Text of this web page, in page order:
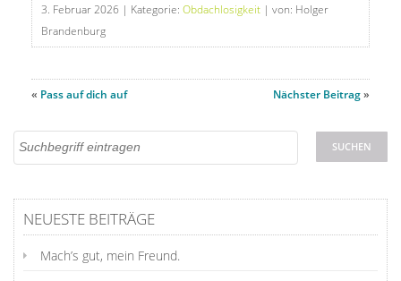
3. Februar 2026 | Kategorie: Obdachlosigkeit | von: Holger
Brandenburg
« Pass auf dich auf Nächster Beitrag»
NEUESTE BEITRÄGE
Mach’s gut, mein Freund.